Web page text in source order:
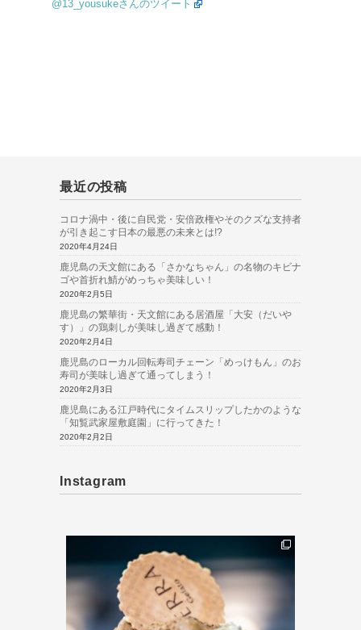
@13_yousukeさんのツイート
最近の投稿
コロナ渦中・後に自民党・安倍政権やそのクズな支持者
が引き起こす日本の最悪の未来とは!?
2020年4月24日
鹿児島の天文館にある「さかなちゃん」の名物のキビナ
ゴや首折れ鯖がめっちゃ美味しい！
2020年2月5日
鹿児島の繁華街・天文館にある居酒屋「大安（だいや
す）」の鶏刺しが美味し過ぎて感動！
2020年2月4日
鹿児島のローカル回転寿司チェーン「めっけもん」のお
寿司が美味し過ぎて通ってしまう！
2020年2月3日
鹿児島にある江戸時代にタイムスリップしたかのような
「知覧武家屋敷庭園」に行ってきた！
2020年2月2日
Instagram